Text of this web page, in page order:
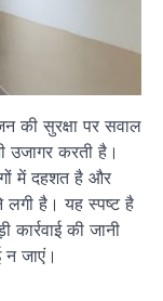
की सुरक्षा पर सवाल
उजागर करती है।
में दहशत है और
लगी है। यह स्पष्ट है
की जानी
न जाएं।